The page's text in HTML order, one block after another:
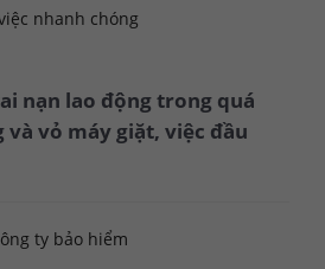
nhanh chóng
nạn lao động trong quá
vỏ máy giặt, việc đầu
ty bảo hiểm